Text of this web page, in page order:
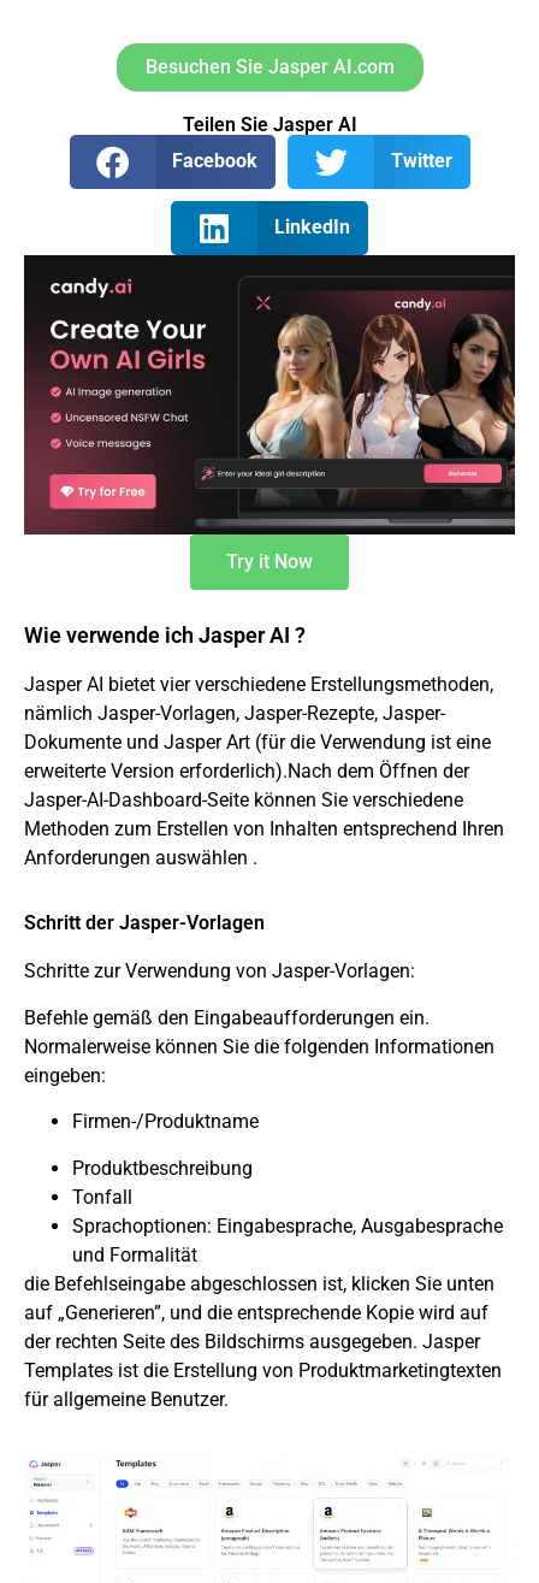
Besuchen Sie Jasper AI.com
Teilen Sie Jasper AI
Facebook
Twitter
LinkedIn
Try it Now
Wie verwende ich Jasper AI ?
Jasper AI bietet vier verschiedene Erstellungsmethoden,
nämlich Jasper-Vorlagen, Jasper-Rezepte, Jasper-
Dokumente und Jasper Art (für die Verwendung ist eine
erweiterte Version erforderlich).Nach dem Öffnen der
Jasper-AI-Dashboard-Seite können Sie verschiedene
Methoden zum Erstellen von Inhalten entsprechend Ihren
Anforderungen auswählen .
Schritt der Jasper-Vorlagen
Schritte zur Verwendung von Jasper-Vorlagen:
Befehle gemäß den Eingabeaufforderungen ein.
Normalerweise können Sie die folgenden Informationen
eingeben:
Firmen-/Produktname
Produktbeschreibung
Tonfall
Sprachoptionen: Eingabesprache, Ausgabesprache
und Formalität
die Befehlseingabe abgeschlossen ist, klicken Sie unten
auf „Generieren”, und die entsprechende Kopie wird auf
der rechten Seite des Bildschirms ausgegeben. Jasper
Templates ist die Erstellung von Produktmarketingtexten
für allgemeine Benutzer.